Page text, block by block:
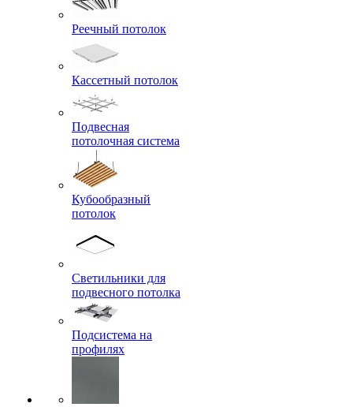
Реечный потолок
Кассетный потолок
Подвесная
потолочная система
Кубообразный
потолок
Светильники для
подвесного потолка
Подсистема на
профилях